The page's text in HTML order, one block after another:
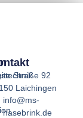
Straße 92
Laichingen
info@ms-
hasebrink.de